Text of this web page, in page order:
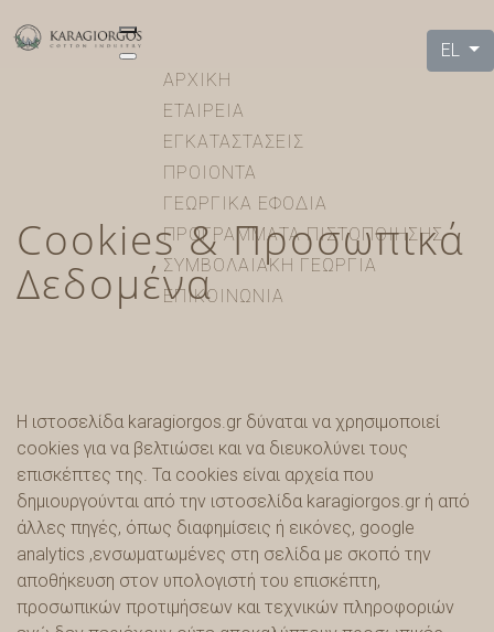
ΑΡΧΙΚΗ
ΕΤΑΙΡΕΙΑ
ΕΓΚΑΤΑΣΤΑΣΕΙΣ
ΠΡΟΙΟΝΤΑ
ΓΕΩΡΓΙΚΑ ΕΦΟΔΙΑ
ΠΡΟΓΡΑΜΜΑΤΑ ΠΙΣΤΟΠΟΙΗΣΗΣ
ΣΥΜΒΟΛΑΙΑΚΗ ΓΕΩΡΓΙΑ
ΕΠΙΚΟΙΝΩΝΙΑ
EL
Cookies & Προσωπικά
Δεδομένα
Η ιστοσελίδα karagiorgos.gr δύναται να χρησιμοποιεί
cookies για να βελτιώσει και να διευκολύνει τους
επισκέπτες της. Τα cookies είναι αρχεία που
δημιουργούνται από την ιστοσελίδα karagiorgos.gr ή από
άλλες πηγές, όπως διαφημίσεις ή εικόνες, google
analytics ,ενσωματωμένες στη σελίδα με σκοπό την
αποθήκευση στον υπολογιστή του επισκέπτη,
προσωπικών προτιμήσεων και τεχνικών πληροφοριών